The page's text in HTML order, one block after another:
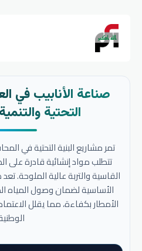
صناعة الأنابيب في
التحتية
تمر مشاريع البنية التحتية في
تتطلب مواد إنشائية قادرة على
القاسية والتربة عالية الملوحة. تعد
الأساسية لضمان وصول المياه
الأمطار بكفاءة، مما يقلل